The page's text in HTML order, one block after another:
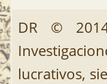
DR ©
lucrativos,